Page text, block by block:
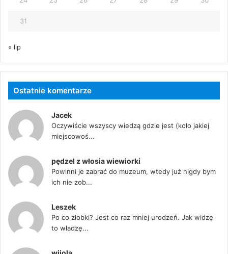
31
« lip
Ostatnie komentarze
Jacek
Oczywiście wszyscy wiedzą gdzie jest (koło jakiej
miejscowoś...
pędzel z włosia wiewiorki
Powinni je zabrać do muzeum, wtedy już nigdy bym
ich nie zob...
Leszek
Po co żłobki? Jest co raz mniej urodzeń. Jak widzę
to władzę...